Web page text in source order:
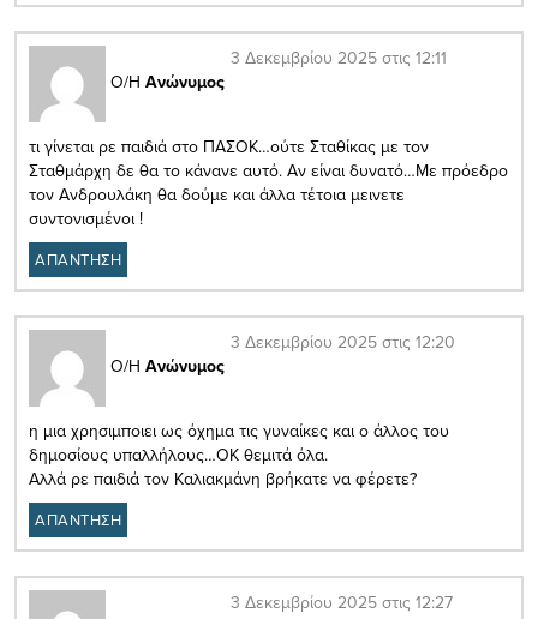
Ο/Η Ανώνυμος
3 Δεκεμβρίου 2025 στις 12:11
τι γίνεται ρε παιδιά στο ΠΑΣΟΚ…ούτε Σταθίκας με τον
Σταθμάρχη δε θα το κάνανε αυτό. Αν είναι δυνατό…Με πρόεδρο
τον Ανδρουλάκη θα δούμε και άλλα τέτοια μεινετε
συντονισμένοι !
ΑΠΑΝΤΗΣΗ
Ο/Η Ανώνυμος
3 Δεκεμβρίου 2025 στις 12:20
η μια χρησιμποιει ως όχημα τις γυναίκες και ο άλλος του
δημοσίους υπαλλήλους…ΟΚ θεμιτά όλα.
Αλλά ρε παιδιά τον Καλιακμάνη βρήκατε να φέρετε?
ΑΠΑΝΤΗΣΗ
3 Δεκεμβρίου 2025 στις 12:27